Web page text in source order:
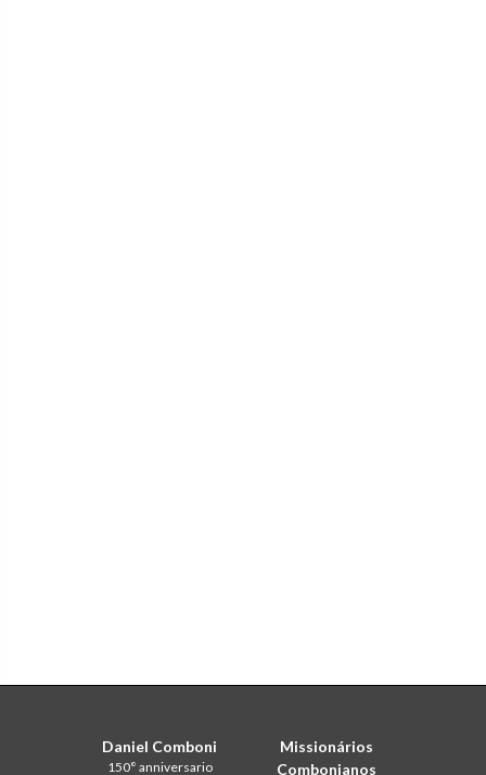
Daniel Comboni
150° anniversario
Missionários
Combonianos